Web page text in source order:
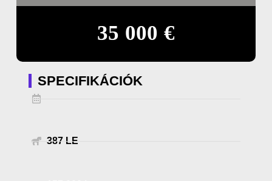
35 000 €
SPECIFIKÁCIÓK
387 LE